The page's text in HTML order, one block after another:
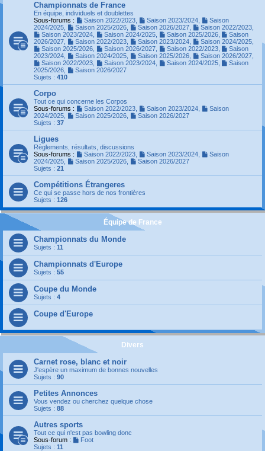
Championnats de France
En équipe, individuels et doublettes
Sous-forums :
Saison 2022/2023, Saison 2023/2024,
Saison
2024/2025
Saison 2025/2026, Saison 2026/2027, Saison 2022/2023,
Saison 2023/2024, Saison 2024/2025, Saison 2025/2026,
Saison
2026/2027
Saison 2022/2023, Saison 2023/2024, Saison 2024/2025,
Saison 2025/2026, Saison 2026/2027, Saison 2022/2023,
Saison
2023/2024
Saison 2024/2025, Saison 2025/2026, Saison 2026/2027,
Saison 2022/2023, Saison 2023/2024, Saison 2024/2025,
Saison
2025/2026
Saison 2026/2027
Sujets : 410
Corpo
Tout ce qui concerne les Corpos
Sous-forums :
Saison 2022/2023, Saison 2023/2024,
Saison
2024/2025
Saison 2025/2026,
Saison 2026/2027
Sujets : 37
Ligues
Règlements, résultats, discussions
Sous-forums :
Saison 2022/2023, Saison 2023/2024,
Saison
2024/2025
Saison 2025/2026,
Saison 2026/2027
Sujets : 21
Compétitions Étrangeres
Ce qui se passe hors de nos frontières
Sujets : 126
Équipe de France
Championnats du Monde
Sujets : 11
Championnats d'Europe
Sujets : 55
Coupe du Monde
Sujets : 4
Coupe d'Europe
Divers
Carnet rose, blanc et noir
J'espère un maximum de bonnes nouvelles
Sujets : 90
Petites Annonces
Vous vendez ou cherchez quelque chose
Sujets : 88
Autres sports
Tout ce qui n'est pas bowling donc
Sous-forum :
Foot
Sujets : 11